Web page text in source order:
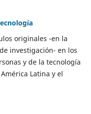
originales -en la
investigación- en los
y de la tecnología
Latina y el